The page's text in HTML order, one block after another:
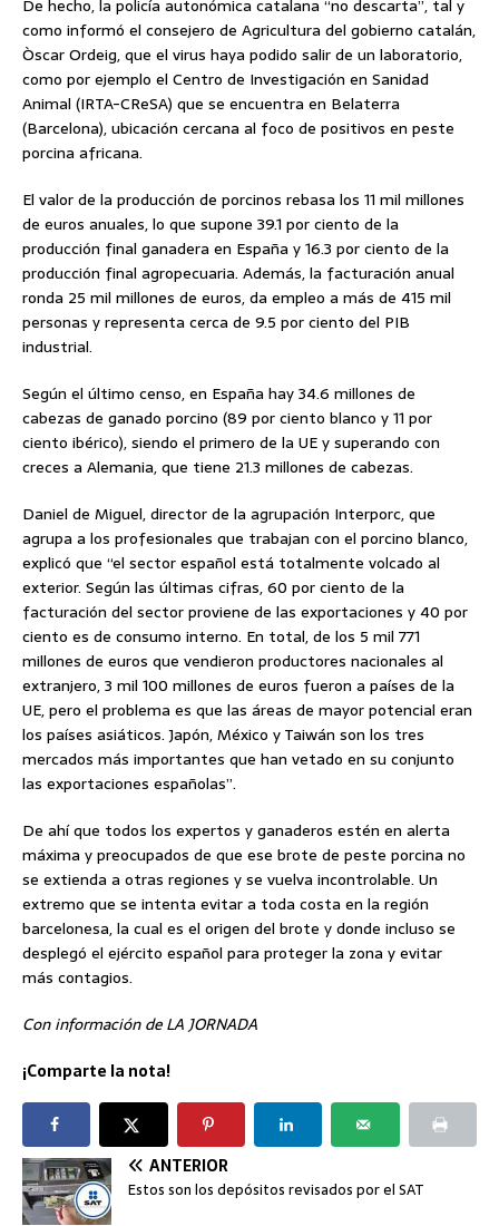
De hecho, la policía autonómica catalana “no descarta”, tal y
como informó el consejero de Agricultura del gobierno catalán,
Òscar Ordeig, que el virus haya podido salir de un laboratorio,
como por ejemplo el Centro de Investigación en Sanidad
Animal (IRTA-CReSA) que se encuentra en Belaterra
(Barcelona), ubicación cercana al foco de positivos en peste
porcina africana.
El valor de la producción de porcinos rebasa los 11 mil millones
de euros anuales, lo que supone 39.1 por ciento de la
producción final ganadera en España y 16.3 por ciento de la
producción final agropecuaria. Además, la facturación anual
ronda 25 mil millones de euros, da empleo a más de 415 mil
personas y representa cerca de 9.5 por ciento del PIB
industrial.
Según el último censo, en España hay 34.6 millones de
cabezas de ganado porcino (89 por ciento blanco y 11 por
ciento ibérico), siendo el primero de la UE y superando con
creces a Alemania, que tiene 21.3 millones de cabezas.
Daniel de Miguel, director de la agrupación Interporc, que
agrupa a los profesionales que trabajan con el porcino blanco,
explicó que “el sector español está totalmente volcado al
exterior. Según las últimas cifras, 60 por ciento de la
facturación del sector proviene de las exportaciones y 40 por
ciento es de consumo interno. En total, de los 5 mil 771
millones de euros que vendieron productores nacionales al
extranjero, 3 mil 100 millones de euros fueron a países de la
UE, pero el problema es que las áreas de mayor potencial eran
los países asiáticos. Japón, México y Taiwán son los tres
mercados más importantes que han vetado en su conjunto
las exportaciones españolas”.
De ahí que todos los expertos y ganaderos estén en alerta
máxima y preocupados de que ese brote de peste porcina no
se extienda a otras regiones y se vuelva incontrolable. Un
extremo que se intenta evitar a toda costa en la región
barcelonesa, la cual es el origen del brote y donde incluso se
desplegó el ejército español para proteger la zona y evitar
más contagios.
Con información de LA JORNADA
¡Comparte la nota!
ANTERIOR
Estos son los depósitos revisados por el SAT